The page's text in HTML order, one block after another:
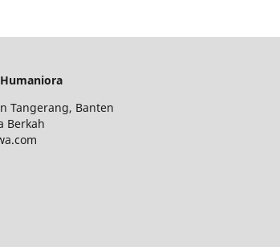
Tangerang, Banten
Berkah